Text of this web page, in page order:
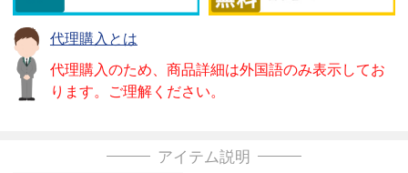
代理購入とは
代理購入のため、商品詳細は外国語のみ表示してお
ります。ご理解ください。
アイテム説明